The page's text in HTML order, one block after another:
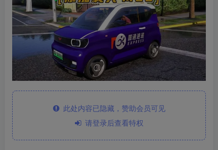
此处内容已隐藏，赞助会员可见
请登录后查看特权